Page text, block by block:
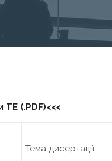
ТЕ (.PDF)<<<
Тема дисертації